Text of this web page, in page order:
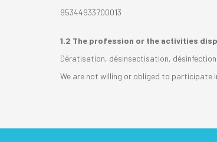
95344933700013
1.2 The profession or the activities
Dératisation, désinsectisation,
We are not willing or obliged to participate